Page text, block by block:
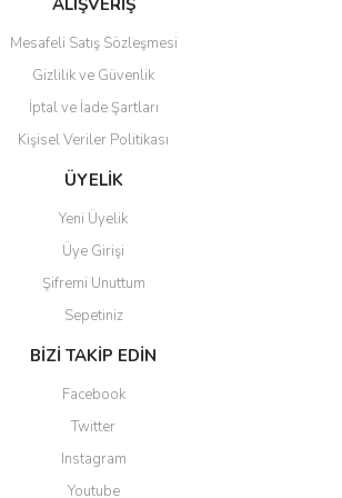
Gönder
ALIŞVERİŞ
Mesafeli Satış Sözleşmesi
Gizlilik ve Güvenlik
İptal ve İade Şartları
Kişisel Veriler Politikası
ÜYELİK
Yeni Üyelik
Üye Girişi
Şifremi Unuttum
Sepetiniz
BİZİ TAKİP EDİN
Facebook
Twitter
Instagram
Youtube